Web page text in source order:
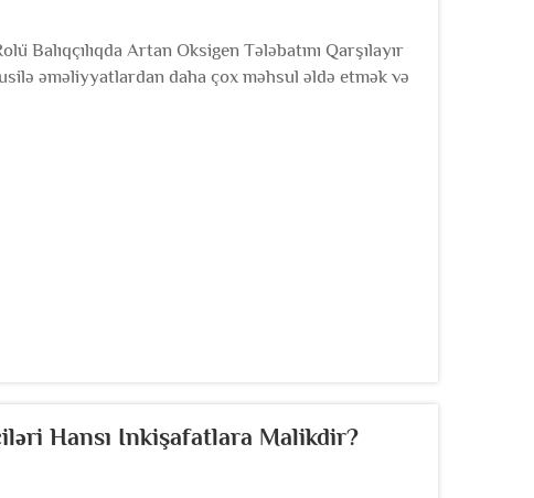
Balıqçılıqda Artan Oksigen Tələbatını Qarşılayır
əməliyyatlardan daha çox məhsul əldə etmək və
Havalandırma bu prosesdə mühüm rol oynayır,
və böyüməsi üçün vacibdir.
Hansı Inkişafatlara Malikdir?